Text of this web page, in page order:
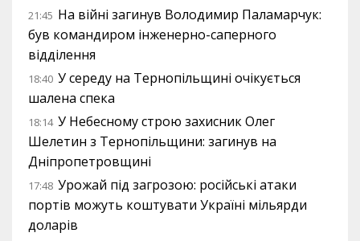
21:45 На війні загинув Володимир Паламарчук:
був командиром інженерно-саперного
відділення
18:40 У середу на Тернопільщині очікується
шалена спека
18:14 У Небесному строю захисник Олег
Шелетин з Тернопільщини: загинув на
Дніпропетровщині
17:48 Урожай під загрозою: російські атаки
портів можуть коштувати Україні мільярди
доларів